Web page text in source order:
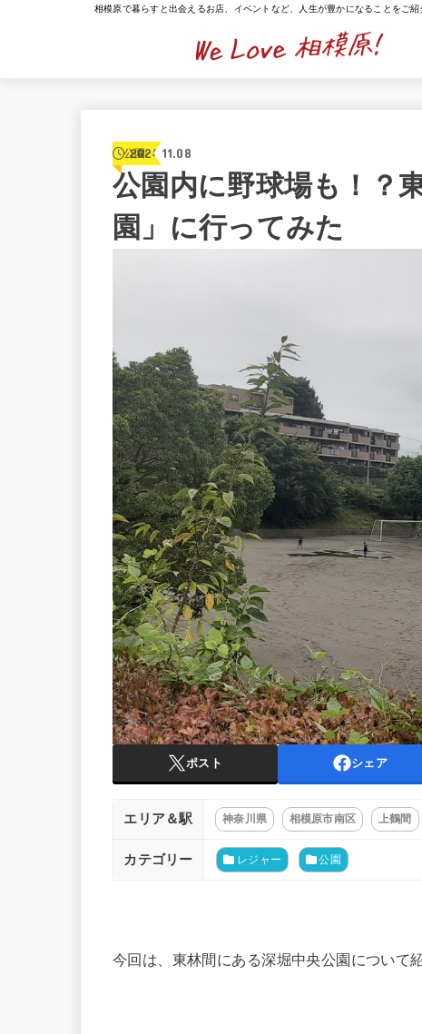
相模原で暮らすと出会えるお店、イベントなど、人生が豊かになることをご紹
公園
2024.11.08
公園内に野球場も！？
園」に行ってみた
ポスト シェア
エリア＆駅 神奈川県 相模原市南区 上鶴間
カテゴリー レジャー 公園
今回は、東林間にある深堀中央公園について